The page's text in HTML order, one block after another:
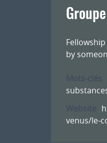
by
venus/le-